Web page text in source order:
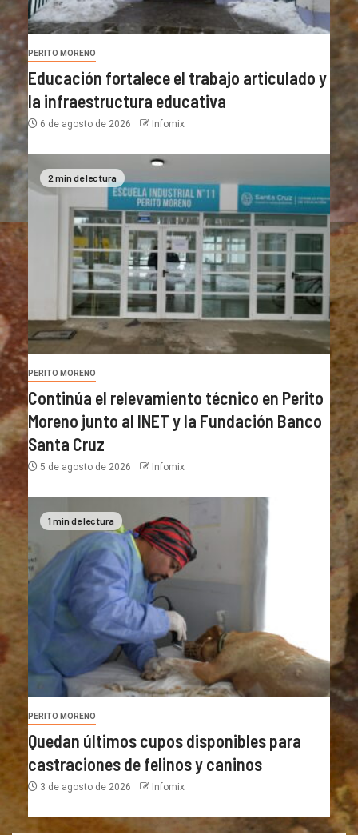
PERITO MORENO
Educación fortalece el trabajo articulado y
la infraestructura educativa
6 de agosto de 2026 Infomix
2 min de lectura
PERITO MORENO
Continúa el relevamiento técnico en Perito
Moreno junto al INET y la Fundación Banco
Santa Cruz
5 de agosto de 2026 Infomix
1 min de lectura
PERITO MORENO
Quedan últimos cupos disponibles para
castraciones de felinos y caninos
3 de agosto de 2026 Infomix